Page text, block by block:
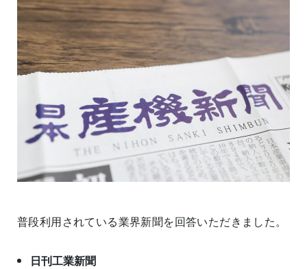
普段利用されている業界新聞を回答いただきました。
日刊工業新聞